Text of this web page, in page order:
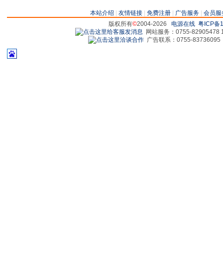
本站介绍 友情链接 免费注册 广告服务
会员服
版权所有©2004-2026 电源在线 粤ICP备
网站服务：0755-82905478
广告联系：0755-